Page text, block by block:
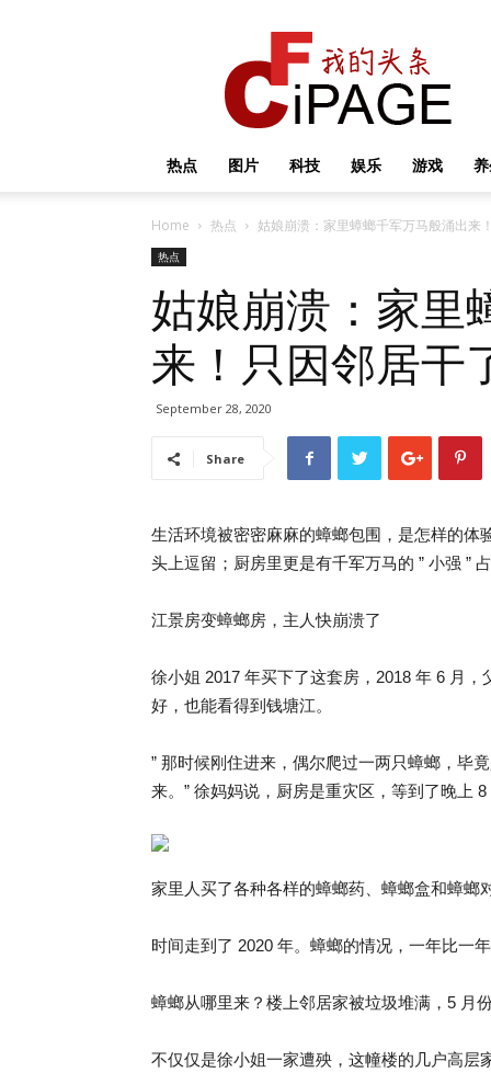
热点 图片 科技 娱乐 游戏
Home 热点 姑娘崩溃：家里蟑螂千军万马般涌出来
热点
姑娘崩溃：家里
来！只因邻居干
September 28, 2020
Share
生活环境被密密麻麻的蟑螂包围，是怎样的体
头上逗留；厨房里更是有千军万马的 ” 小强 ”
江景房变蟑螂房，主人快崩溃了
徐小姐 2017 年买下了这套房，2018 年 6 月
好，也能看得到钱塘江。
” 那时候刚住进来，偶尔爬过一两只蟑螂，毕
来。” 徐妈妈说，厨房是重灾区，等到了晚上
家里人买了各种各样的蟑螂药、蟑螂盒和蟑螂
时间走到了 2020 年。蟑螂的情况，一年比一
蟑螂从哪里来？楼上邻居家被垃圾堆满，5 月
不仅仅是徐小姐一家遭殃，这幢楼的几户高层